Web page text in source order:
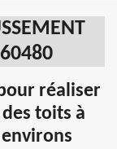
réaliser
toits à